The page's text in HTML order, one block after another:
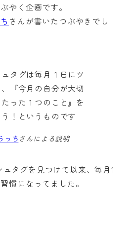
やく企画です。
さんが書いたつぶやきでし
タグは毎月１日にツ
『今月の自分が大切
った１つのこと』を
！というものです
っち さんによる説明
タグを見つけて以来、毎月1
慣になってました。